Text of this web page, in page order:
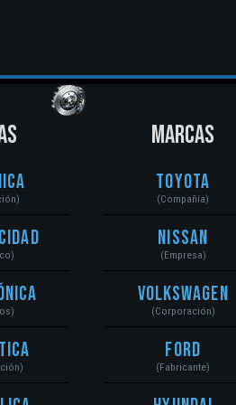
MARCAS
Toyota
(Compañía)
Nissan
(Empresa)
Volkswagen
(Corporación)
Ford
(Fabricante)